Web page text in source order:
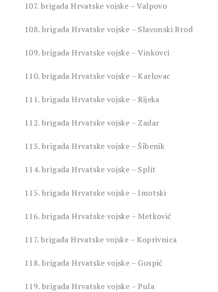
107. brigada Hrvatske vojske – Valpovo
108. brigada Hrvatske vojske – Slavonski Brod
109. brigada Hrvatske vojske – Vinkovci
110. brigada Hrvatske vojske – Karlovac
111. brigada Hrvatske vojske – Rijeka
112. brigada Hrvatske vojske – Zadar
113. brigada Hrvatske vojske – Šibenik
114. brigada Hrvatske vojske – Split
115. brigada Hrvatske vojske – Imotski
116. brigada Hrvatske vojske – Metković
117. brigada Hrvatske vojske – Koprivnica
118. brigada Hrvatske vojske – Gospić
119. brigada Hrvatske vojske – Pula